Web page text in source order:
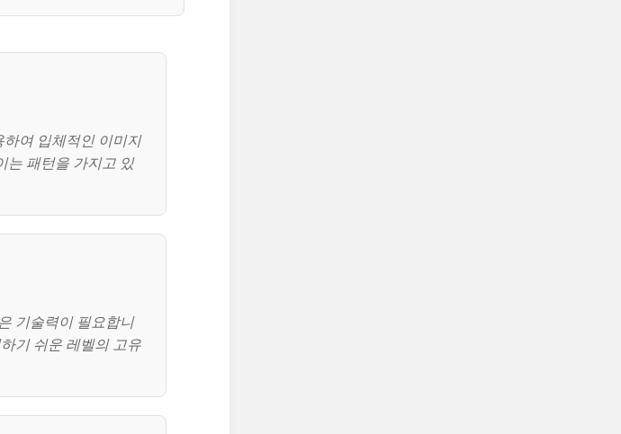
여 입체적인 이미지
는 패턴을 가지고 있
기술력이 필요합니
기 쉬운 레벨의 고유